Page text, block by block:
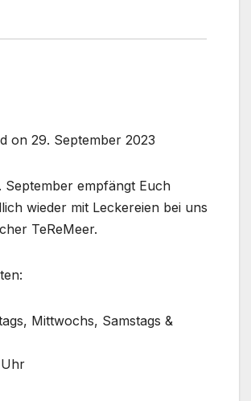
on 29. September 2023
September empfängt Euch
wieder mit Leckereien bei uns
TeReMeer.
Mittwochs, Samstags &
Uhr